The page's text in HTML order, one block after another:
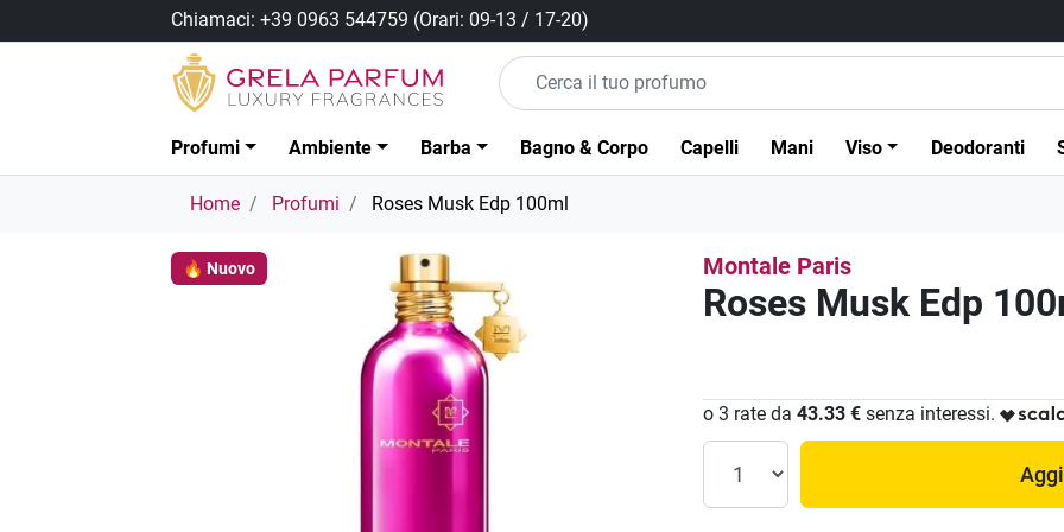
Chiamaci:+39 0963 544759 (Orari: 09-13 / 17-20)
Profumi Ambiente Barba Bagno & Corpo Capelli Mani Viso Deodoranti
Home Profumi Roses Musk Edp 100ml
🔥 Nuovo Montale Paris
Roses Musk Edp
o 3 rate da43.33 € senza interessi.